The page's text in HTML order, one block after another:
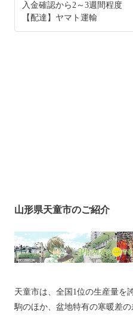
入金確認から2～3週間程度
【配達】ヤマト運輸
山形県天童市のご紹介
天童市は、全国1位の生産量を
駒のほか、盆地特有の寒暖差